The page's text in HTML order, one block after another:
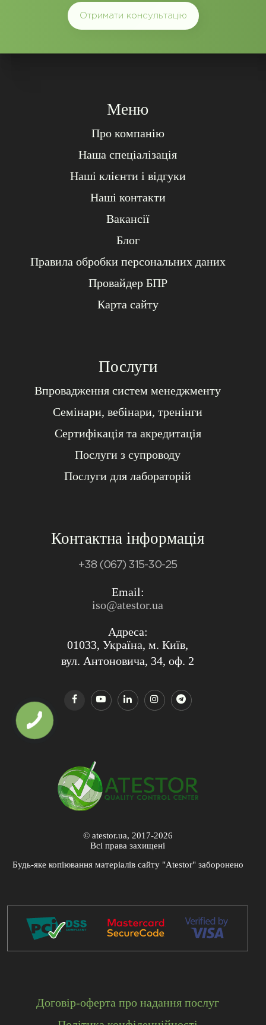
Отримати консультацію
Меню
Про компанію
Наша спеціалізація
Наші клієнти і відгуки
Наші контакти
Вакансії
Блог
Правила обробки персональних даних
Провайдер БПР
Карта сайту
Послуги
Впровадження систем менеджменту
Семінари, вебінари, тренінги
Сертифікація та акредитація
Послуги з супроводу
Послуги для лабораторій
Контактна інформація
+38 (067) 315-30-25
Email:
iso@atestor.ua
Адреса:
01033, Україна, м. Київ,
вул. Антоновича, 34, оф. 2
© atestor.ua, 2017-2026
Всі права захищені
Будь-яке копіювання матеріалів сайту "Atestor" заборонено
Договір-оферта про надання послуг